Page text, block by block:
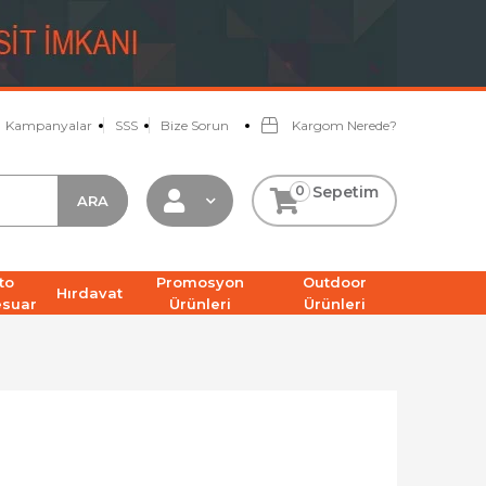
Kampanyalar SSS Bize Sorun Kargom Nerede?
Sepetim
0
Hırdavat
Promosyon
Ürünleri
Outdoor
Ürünleri